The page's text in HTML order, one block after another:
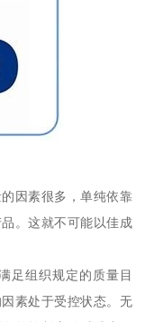
因素很多，单纯依靠
。这就不可能以佳成
足组织规定的质量目
素处于受控状态。无